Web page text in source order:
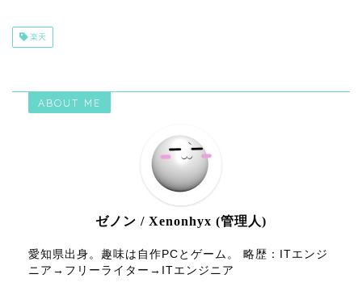
楽天
ABOUT ME
ゼノン / Xenonhyx (管理人)
愛知県出身。趣味は自作PCとゲーム。 略歴：ITエンジ
ニア→フリーライター→ITエンジニア